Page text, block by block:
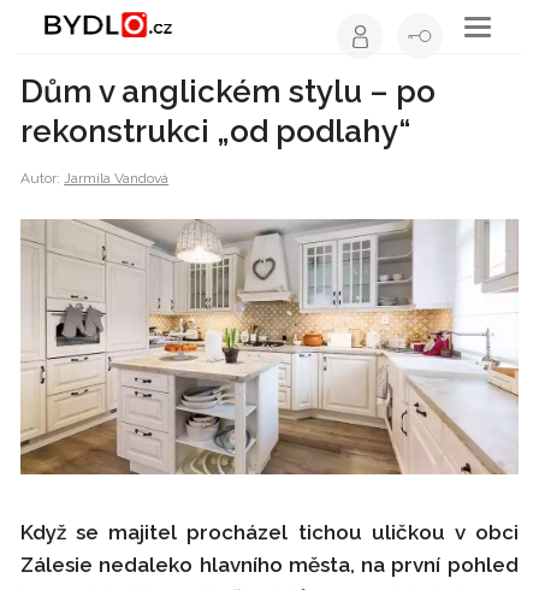
Toggle
Dům v anglickém stylu – po
rekonstrukci „od podlahy“
Autor:Jarmila Vandová
Když se majitel procházel tichou uličkou v obci
Zálesie nedaleko hlavního města, na první pohled